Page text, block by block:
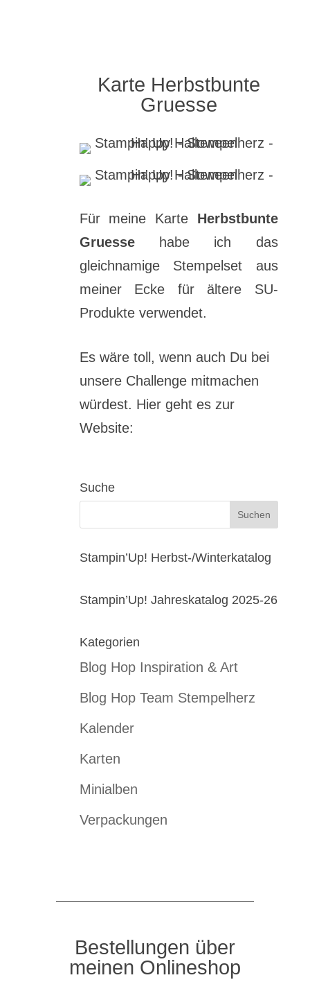
Karte Herbstbunte
Gruesse
Für meine Karte Herbstbunte
Gruessehabe ich das
gleichnamige Stempelset aus
meiner Ecke für ältere SU-
Produkte verwendet.
Es wäre toll, wenn auch Du bei
unsere Challenge mitmachen
würdest. Hier geht es zur
Website:
Suche
Stampin’Up! Herbst-/Winterkatalog
Stampin’Up! Jahreskatalog 2025-26
Kategorien
Blog Hop Inspiration & Art
Blog Hop Team Stempelherz
Kalender
Karten
Minialben
Verpackungen
Bestellungen über
meinen Onlineshop